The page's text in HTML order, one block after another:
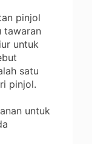
pinjol
tawaran
untuk
satu
pinjol.
untuk